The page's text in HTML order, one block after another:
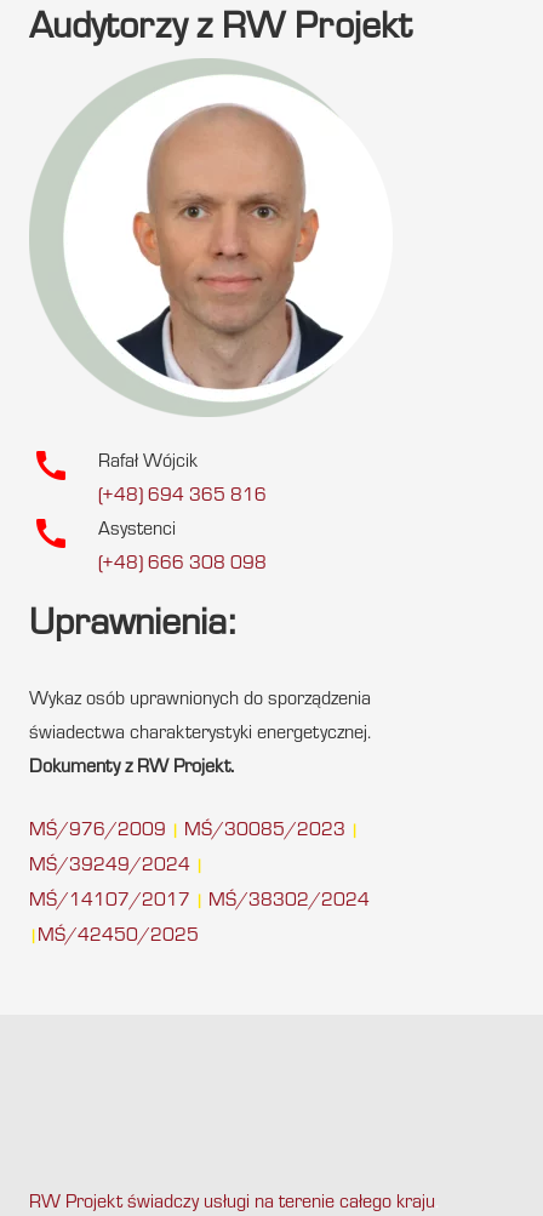
Audytorzy z RW Projekt
call
Rafał Wójcik
(+48) 694 365 816
call
Asystenci
(+48) 666 308 098
Uprawnienia:
Wykaz osób uprawnionych do sporządzenia
świadectwa charakterystyki energetycznej.
Dokumenty z RW Projekt.
MŚ/976/2009 MŚ/30085/2023
MŚ/39249/2024
MŚ/14107/2017 MŚ/38302/2024
MŚ/42450/2025
RW Projekt świadczy usługi na terenie całego kraju